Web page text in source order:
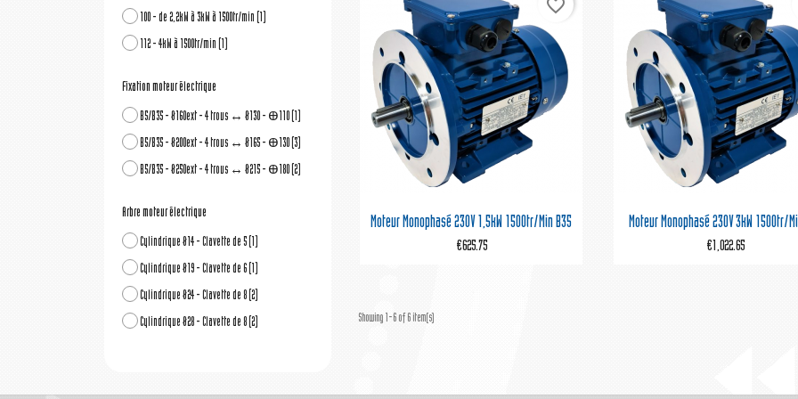
100 - de 2,2kW à 3kW à 1500tr/min (1)
112 - 4kW à 1500tr/min (1)
Fixation moteur électrique
B5/B35 - Ø160ext - 4 trous ↔ Ø130 - Ꚛ110 (1)
B5/B35 - Ø200ext - 4 trous ↔ Ø165 - Ꚛ130 (3)
B5/B35 - Ø250ext - 4 trous ↔ Ø215 - Ꚛ180 (2)
Arbre moteur électrique
Cylindrique Ø14 - Clavette de 5 (1)
Cylindrique Ø19 - Clavette de 6 (1)
Cylindrique Ø24 - Clavette de 8 (2)
Cylindrique Ø28 - Clavette de 8 (2)
Quick view
Moteur Monophasé 230V 1,5kW 1500tr/min B35
€625.75
favorite_border
Quick view
Moteur Monophasé 230V 3kW 1500tr/
€1,022.65
Showing 1-6 of 6 item(s)